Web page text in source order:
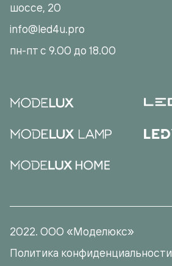
шоссе, 20
info@led4u.pro
пн-пт с 9.00 до 18.00
2022. ООО «Моделюкс»
Политика конфиденциальности